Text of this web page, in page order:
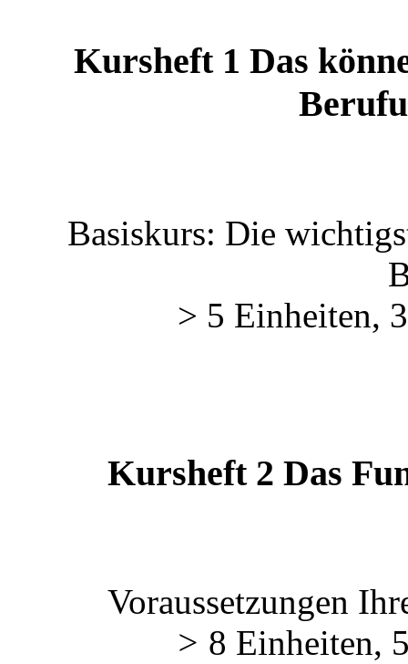
Kursheft 1 Das
Basiskurs: Die
> 5 Einheiten,
Kursheft 2 Das
Voraussetzungen
> 8 Einheiten,